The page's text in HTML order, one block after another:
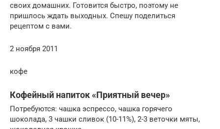
своих домашних. Готовится быстро, поэтому не
пришлось ждать выходных. Спешу поделиться
рецептом с вами.
2 ноября 2011
кофе
Кофейный напиток «Приятный вечер»
Потребуются: чашка эспрессо, чашка горячего
шоколада, 3 чашки сливок (10-11%), 2-3 веточки мяты,